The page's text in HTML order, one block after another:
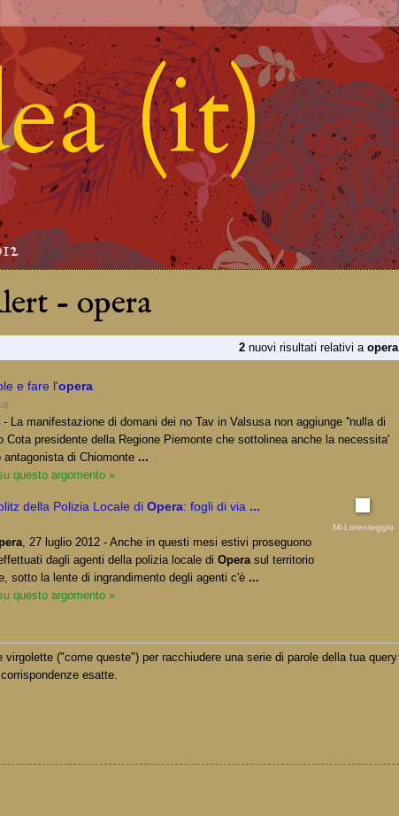
(it)
- opera
2 nuovi risultati relativi a opera
e fare l'opera
La manifestazione di domani dei no Tav in Valsusa non aggiunge ''nulla di
Cota presidente della Regione Piemonte che sottolinea anche la necessita'
di Chiomonte ...
questo argomento »
della Polizia Locale di Opera: fogli di via ...
, 27 luglio 2012 - Anche in questi mesi estivi proseguono
dagli agenti della polizia locale di Opera sul territorio
sotto la lente di ingrandimento degli agenti c'è ...
questo argomento »
Mi-Lorenteggio
virgolette ("come queste") per racchiudere una serie di parole della tua query
esatte.